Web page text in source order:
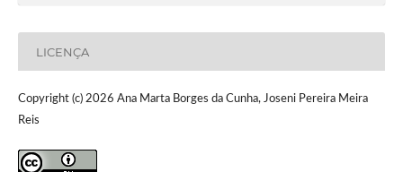
LICENÇA
Copyright (c) 2026 Ana Marta Borges da Cunha, Joseni Pereira Meira
Reis